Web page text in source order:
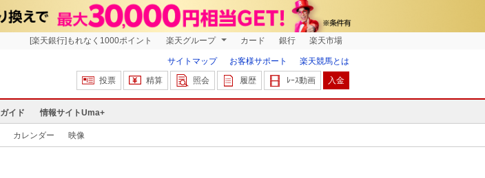
[楽天銀行]もれなく1000ポイント 楽天グループ カード 銀行 楽天市場
サイトマップ お客様サポート
楽天競馬とは
投票
精算 照会 履歴 ﾚｰｽ動画 入金
ガイド 情報サイトUma+
カレンダー 映像